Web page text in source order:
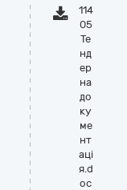
114
05
Те
нд
ер
на
до
ку
ме
нт
аці
я.d
oc